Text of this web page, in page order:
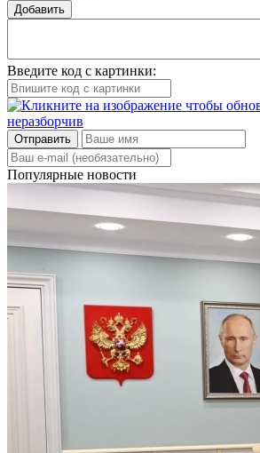
Добавить
Введите код с картинки:
Отправить
Популярные новости